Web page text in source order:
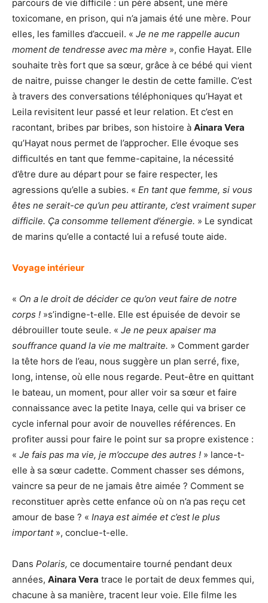
parcours de vie difficile : un père absent, une mère
toxicomane, en prison, qui n’a jamais été une mère. Pour
elles, les familles d’accueil. « Je ne me rappelle aucun
moment de tendresse avec ma mère », confie Hayat. Elle
souhaite très fort que sa sœur, grâce à ce bébé qui vient
de naitre, puisse changer le destin de cette famille. C’est
à travers des conversations téléphoniques qu’Hayat et
Leila revisitent leur passé et leur relation. Et c’est en
racontant, bribes par bribes, son histoire à Ainara Vera
qu’Hayat nous permet de l’approcher. Elle évoque ses
difficultés en tant que femme-capitaine, la nécessité
d’être dure au départ pour se faire respecter, les
agressions qu’elle a subies. « En tant que femme, si vous
êtes ne serait-ce qu’un peu attirante, c’est vraiment super
difficile. Ça consomme tellement d’énergie. » Le syndicat
de marins qu’elle a contacté lui a refusé toute aide.
Voyage intérieur
« On a le droit de décider ce qu’on veut faire de notre
corps ! »s’indigne-t-elle. Elle est épuisée de devoir se
débrouiller toute seule. « Je ne peux apaiser ma
souffrance quand la vie me maltraite. » Comment garder
la tête hors de l’eau, nous suggère un plan serré, fixe,
long, intense, où elle nous regarde. Peut-être en quittant
le bateau, un moment, pour aller voir sa sœur et faire
connaissance avec la petite Inaya, celle qui va briser ce
cycle infernal pour avoir de nouvelles références. En
profiter aussi pour faire le point sur sa propre existence :
« Je fais pas ma vie, je m’occupe des autres ! » lance-t-
elle à sa sœur cadette. Comment chasser ses démons,
vaincre sa peur de ne jamais être aimée ? Comment se
reconstituer après cette enfance où on n’a pas reçu cet
amour de base ? « Inaya est aimée et c’est le plus
important », conclue-t-elle.
Dans Polaris, ce documentaire tourné pendant deux
années, Ainara Vera trace le portait de deux femmes qui,
chacune à sa manière, tracent leur voie. Elle filme les